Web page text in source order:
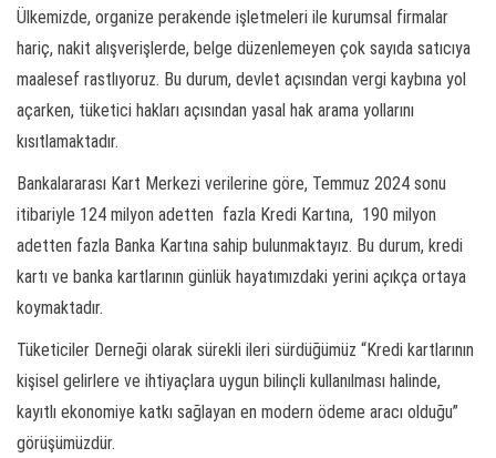
Ülkemizde, organize perakende işletmeleri ile kurumsal firmalar
hariç, nakit alışverişlerde, belge düzenlemeyen çok sayıda satıcıya
maalesef rastlıyoruz. Bu durum, devlet açısından vergi kaybına yol
açarken, tüketici hakları açısından yasal hak arama yollarını
kısıtlamaktadır.
Bankalararası Kart Merkezi verilerine göre, Temmuz 2024 sonu
itibariyle 124 milyon adetten fazla Kredi Kartına, 190 milyon
adetten fazla Banka Kartına sahip bulunmaktayız. Bu durum, kredi
kartı ve banka kartlarının günlük hayatımızdaki yerini açıkça ortaya
koymaktadır.
Tüketiciler Derneği olarak sürekli ileri sürdüğümüz “Kredi kartlarının
kişisel gelirlere ve ihtiyaçlara uygun bilinçli kullanılması halinde,
kayıtlı ekonomiye katkı sağlayan en modern ödeme aracı olduğu”
görüşümüzdür.